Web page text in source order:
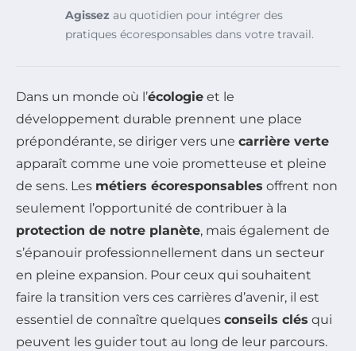
Agissez au quotidien pour intégrer des
pratiques écoresponsables dans votre travail.
Dans un monde où l’écologie et le
développement durable prennent une place
prépondérante, se diriger vers une carrière verte
apparaît comme une voie prometteuse et pleine
de sens. Les métiers écoresponsables offrent non
seulement l’opportunité de contribuer à la
protection de notre planète, mais également de
s’épanouir professionnellement dans un secteur
en pleine expansion. Pour ceux qui souhaitent
faire la transition vers ces carrières d’avenir, il est
essentiel de connaître quelques conseils clés qui
peuvent les guider tout au long de leur parcours.